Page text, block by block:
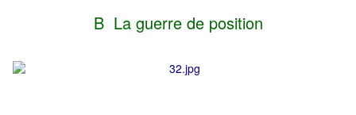
B La guerre de position